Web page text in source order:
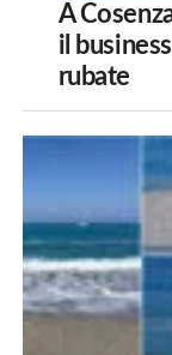
A
il
rubate